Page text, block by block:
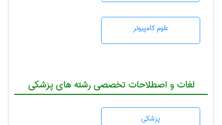
علوم کامپیوتر
لغات و اصطلاحات تخصصی رشته های پزشکی
پزشكی